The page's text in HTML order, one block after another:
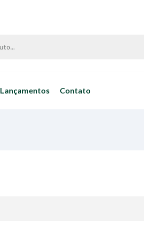
Lançamentos Contato